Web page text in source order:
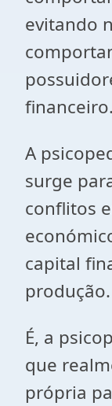
evitando
financeiro.
A
surge
conflitos
capital
produção.
É, a
que
própria